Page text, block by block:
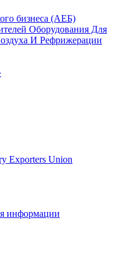
бизнеса (АЕБ)
Оборудования Для
И Рефрижерации
Exporters Union
информации